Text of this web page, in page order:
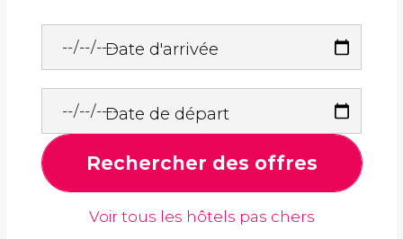
Date d'arrivée
Date de départ
Rechercher des offres
Voir tous les hôtels pas chers